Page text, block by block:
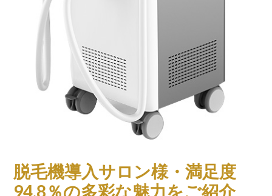
脱毛機導入サロン様・満足度
94.8％の多彩な魅力をご紹介